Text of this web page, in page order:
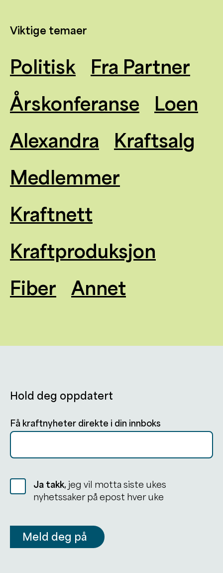
Viktige temaer
Politisk
Fra Partner
Årskonferanse
Loen
Alexandra
Kraftsalg
Medlemmer
Kraftnett
Kraftproduksjon
Fiber
Annet
Hold deg oppdatert
Få kraftnyheter direkte i din innboks
Ja takk, jeg vil motta siste ukes
nyhetssaker på epost hver uke
Meld deg på